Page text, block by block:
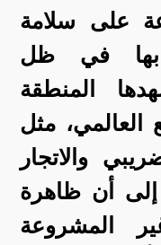
على سلامة
بها في ظل
المنطقة
العالمي، مثل
والاتجار
إلى أن ظاهرة
المشروعة